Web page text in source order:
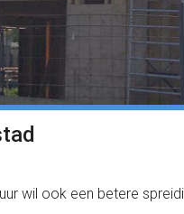
wil ook een betere